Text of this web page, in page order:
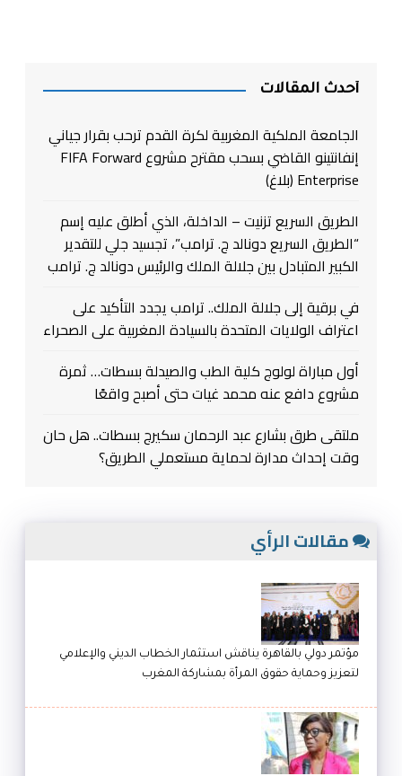
أحدث المقالات
الجامعة الملكية المغربية لكرة القدم ترحب بقرار جياني
إنفانتينو القاضي بسحب مقترح مشروع FIFA Forward
Enterprise (بلاغ)
الطريق السريع تزنيت – الداخلة، الذي أطلق عليه إسم
“الطريق السريع دونالد ج. ترامب”، تجسيد جلي للتقدير
الكبير المتبادل بين جلالة الملك والرئيس دونالد ج. ترامب
في برقية إلى جلالة الملك.. ترامب يجدد التأكيد على
اعتراف الولايات المتحدة بالسيادة المغربية على الصحراء
أول مباراة لولوج كلية الطب والصيدلة بسطات… ثمرة
مشروع دافع عنه محمد غيات حتى أصبح واقعًا
ملتقى طرق بشارع عبد الرحمان سكيرج بسطات.. هل حان
وقت إحداث مدارة لحماية مستعملي الطريق؟
مقالات الرأي
مؤتمر دولي بالقاهرة يناقش استثمار الخطاب الديني والإعلامي
لتعزيز وحماية حقوق المرأة بمشاركة المغرب